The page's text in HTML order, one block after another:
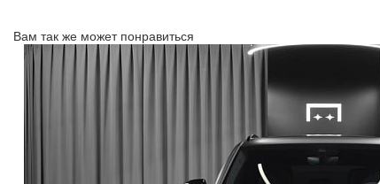
Вам так же может понравиться